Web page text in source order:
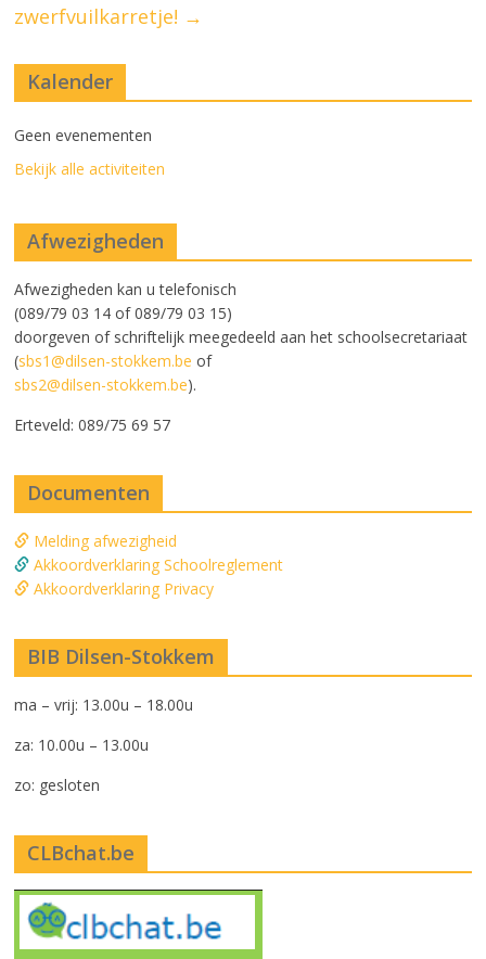
zwerfvuilkarretje! →
Kalender
Geen evenementen
Bekijk alle activiteiten
Afwezigheden
Afwezigheden kan u telefonisch
(089/79 03 14 of 089/79 03 15)
doorgeven of schriftelijk meegedeeld aan het schoolsecretariaat
(sbs1@dilsen-stokkem.be of
sbs2@dilsen-stokkem.be).
Erteveld: 089/75 69 57
Documenten
Melding afwezigheid
Akkoordverklaring Schoolreglement
Akkoordverklaring Privacy
BIB Dilsen-Stokkem
ma – vrij: 13.00u – 18.00u
za: 10.00u – 13.00u
zo: gesloten
CLBchat.be